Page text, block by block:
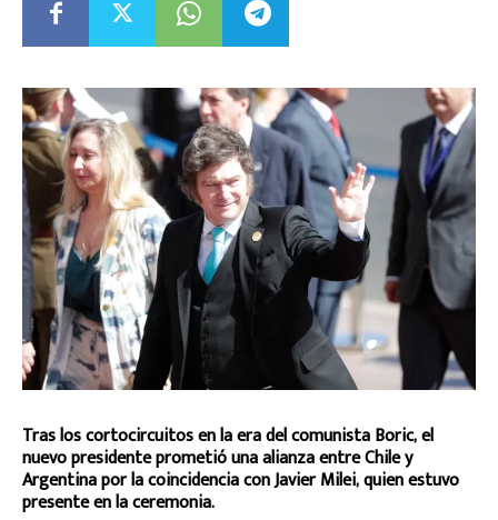
Tras los cortocircuitos en la era del comunista Boric, el
nuevo presidente prometió una alianza entre Chile y
Argentina por la coincidencia con Javier Milei, quien estuvo
presente en la ceremonia.